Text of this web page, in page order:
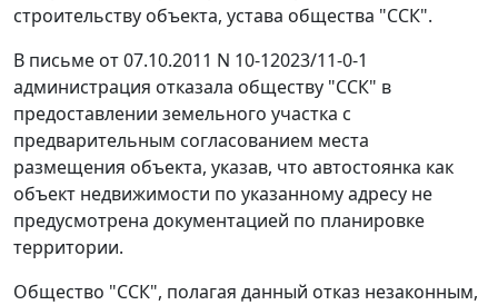
строительству объекта, устава общества "ССК".
В письме от 07.10.2011 N 10-12023/11-0-1
администрация отказала обществу "ССК" в
предоставлении земельного участка с
предварительным согласованием места
размещения объекта, указав, что автостоянка как
объект недвижимости по указанному адресу не
предусмотрена документацией по планировке
территории.
Общество "ССК", полагая данный отказ незаконным,